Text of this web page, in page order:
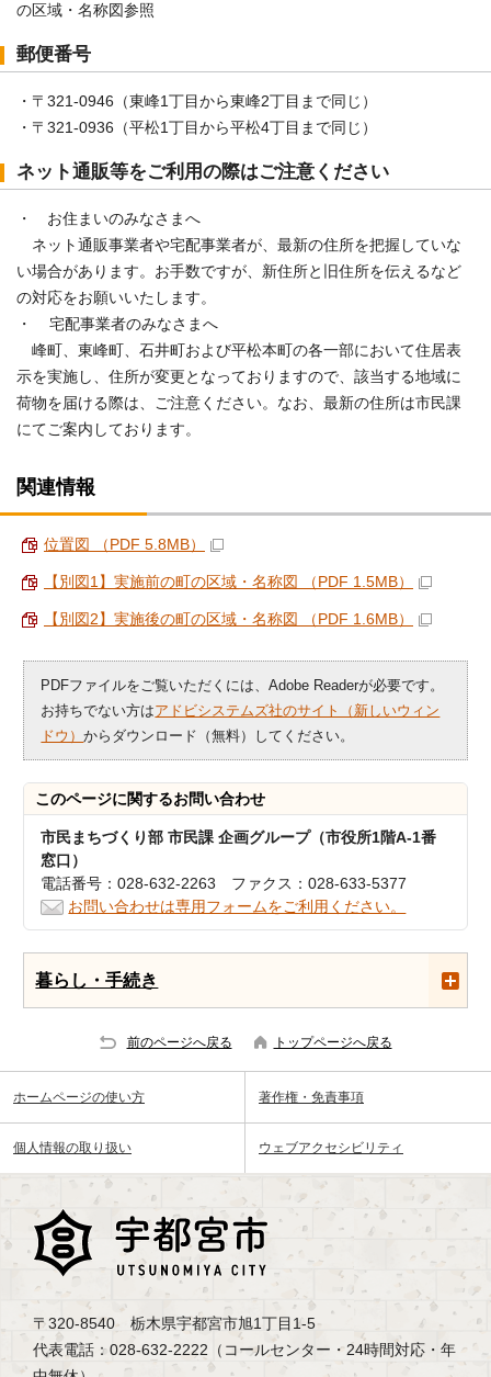
の区域・名称図参照
郵便番号
・〒321-0946（東峰1丁目から東峰2丁目まで同じ）
・〒321-0936（平松1丁目から平松4丁目まで同じ）
ネット通販等をご利用の際はご注意ください
・ お住まいのみなさまへ
ネット通販事業者や宅配事業者が、最新の住所を把握していな
い場合があります。お手数ですが、新住所と旧住所を伝えるなど
の対応をお願いいたします。
・ 宅配事業者のみなさまへ
峰町、東峰町、石井町および平松本町の各一部において住居表
示を実施し、住所が変更となっておりますので、該当する地域に
荷物を届ける際は、ご注意ください。なお、最新の住所は市民課
にてご案内しております。
関連情報
位置図 （PDF 5.8MB）
【別図1】実施前の町の区域・名称図 （PDF 1.5MB）
【別図2】実施後の町の区域・名称図 （PDF 1.6MB）
PDFファイルをご覧いただくには、Adobe Readerが必要です。
お持ちでない方はアドビシステムズ社のサイト（新しいウィン
ドウ）からダウンロード（無料）してください。
このページに関するお問い合わせ
市民まちづくり部 市民課 企画グループ（市役所1階A-1番
窓口）
電話番号：028-632-2263 ファクス：028-633-5377
お問い合わせは専用フォームをご利用ください。
暮らし・手続き
前のページへ戻る トップページへ戻る
ホームページの使い方 著作権・免責事項
個人情報の取り扱い ウェブアクセシビリティ
〒320-8540 栃木県宇都宮市旭1丁目1-5
代表電話：028-632-2222（コールセンター・24時間対応・年